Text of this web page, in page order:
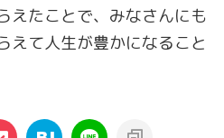
えたことで、みなさんにも
えて人生が豊かになること